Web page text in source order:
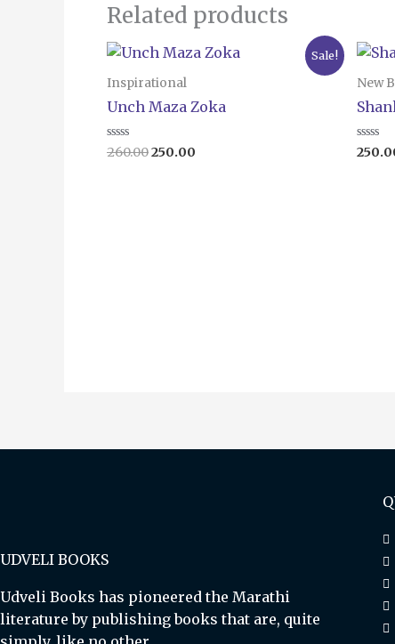
Related products
Sale!
Inspirational
Unch Maza Zoka
Rated
260.00
Original
was:
250.00
Current
₹250.00.
New
Rated
UDVELI BOOKS
Udveli Books has pioneered the Marathi
literature by publishing books that are, quite